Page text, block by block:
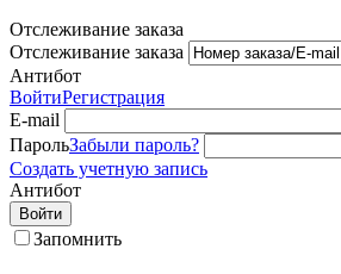
Отслеживание заказа
Отслеживание заказа
Антибот
ВойтиРегистрация
E-mail
ПарольЗабыли пароль?
Создать учетную запись
Антибот
Войти
Запомнить